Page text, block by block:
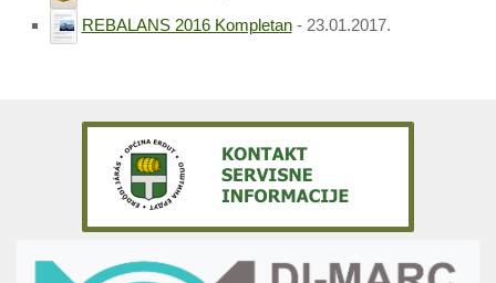
REBALANS 2016 Kompletan- 23.01.2017.